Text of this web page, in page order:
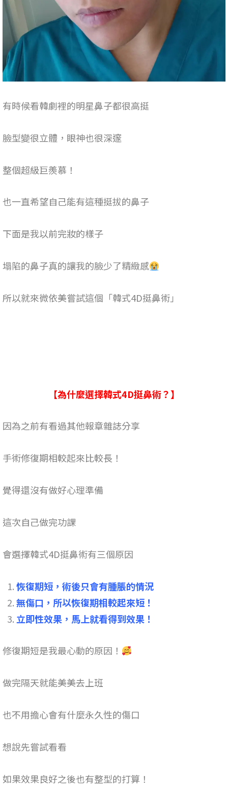
有時候看韓劇裡的明星鼻子都很高挺
臉型變很立體，眼神也很深邃
整個超級巨羨慕！
也一直希望自己能有這種挺拔的鼻子
下面是我以前完妝的樣子
塌陷的鼻子真的讓我的臉少了精緻感
所以就來微依美嘗試這個「韓式4D挺鼻術」
【為什麼選擇韓式4D挺鼻術？】
因為之前有看過其他報章雜誌分享
手術修復期相較起來比較長！
覺得還沒有做好心理準備
這次自己做完功課
會選擇韓式4D挺鼻術有三個原因
恢復期短，術後只會有腫脹的情況
無傷口，所以恢復期相較起來短！
立即性效果，馬上就看得到效果！
修復期短是我最心動的原因！
做完隔天就能美美去上班
也不用擔心會有什麼永久性的傷口
想說先嘗試看看
如果效果良好之後也有整型的打算！